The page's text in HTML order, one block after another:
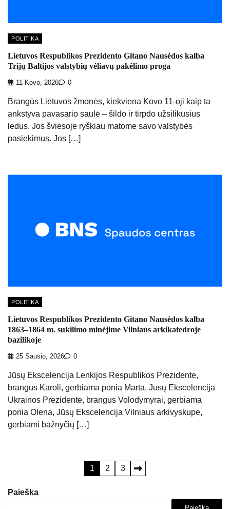
POLITIKA
Lietuvos Respublikos Prezidento Gitano Nausėdos kalba
Trijų Baltijos valstybių vėliavų pakėlimo proga
11 Kovo, 2026 0
Brangūs Lietuvos žmonės, kiekviena Kovo 11-oji kaip ta
ankstyva pavasario saulė – šildo ir tirpdo užsilikusius
ledus. Jos šviesoje ryškiau matome savo valstybės
pasiekimus. Jos […]
POLITIKA
Lietuvos Respublikos Prezidento Gitano Nausėdos kalba
1863–1864 m. sukilimo minėjime Vilniaus arkikatedroje
bazilikoje
25 Sausio, 2026 0
Jūsų Ekscelencija Lenkijos Respublikos Prezidente,
brangus Karoli, gerbiama ponia Marta, Jūsų Ekscelencija
Ukrainos Prezidente, brangus Volodymyrai, gerbiama
ponia Olena, Jūsų Ekscelencija Vilniaus arkivyskupe,
gerbiami bažnyčių […]
puslapiavimas
1 2 3
Paieška